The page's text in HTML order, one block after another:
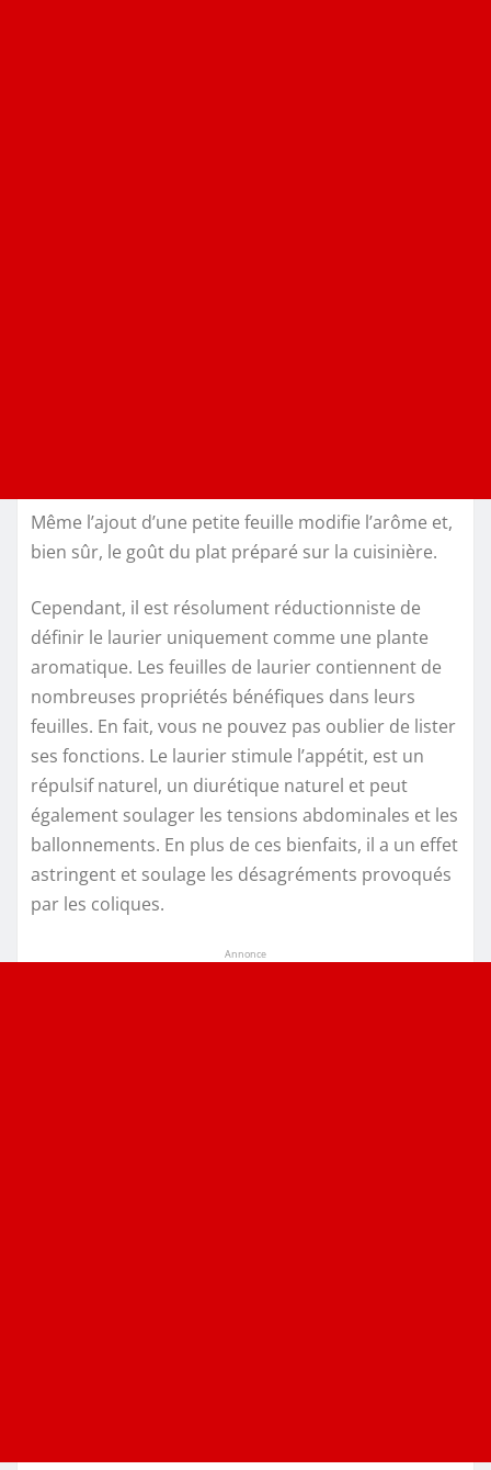
Même l’ajout d’une petite feuille modifie l’arôme et,
bien sûr, le goût du plat préparé sur la cuisinière.
Cependant, il est résolument réductionniste de
définir le laurier uniquement comme une plante
aromatique. Les feuilles de laurier contiennent de
nombreuses propriétés bénéfiques dans leurs
feuilles. En fait, vous ne pouvez pas oublier de lister
ses fonctions. Le laurier stimule l’appétit, est un
répulsif naturel, un diurétique naturel et peut
également soulager les tensions abdominales et les
ballonnements. En plus de ces bienfaits, il a un effet
astringent et soulage les désagréments provoqués
par les coliques.
Annonce